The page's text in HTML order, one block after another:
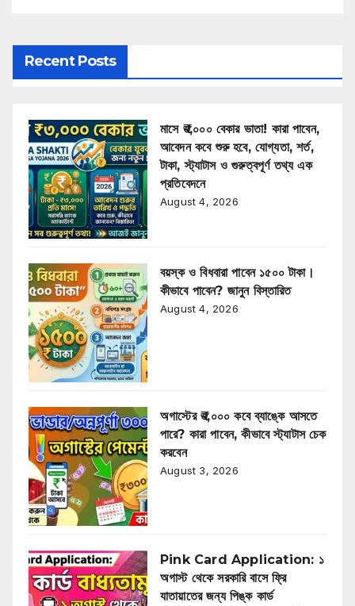
Recent Posts
মাসে ₹৩,০০০ বেকার ভাতা! কারা পাবেন,
আবেদন কবে শুরু হবে, যোগ্যতা, শর্ত,
টাকা, স্ট্যাটাস ও গুরুত্বপূর্ণ তথ্য এক
প্রতিবেদনে
August 4, 2026
বয়স্ক ও বিধবারা পাবেন ১৫০০ টাকা।
কীভাবে পাবেন? জানুন বিস্তারিত
August 4, 2026
অগাস্টের ₹৩,০০০ কবে ব্যাঙ্কে আসতে
পারে? কারা পাবেন, কীভাবে স্ট্যাটাস চেক
করবেন
August 3, 2026
Pink Card Application: ১
অগাস্ট থেকে সরকারি বাসে ফ্রি
যাতায়াতের জন্য পিঙ্ক কার্ড